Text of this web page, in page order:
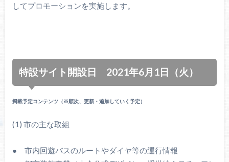
してプロモーションを実施します。
特設サイト開設日 2021年6月1日（火）
掲載予定コンテンツ（※順次、更新・追加していく予定）
(1) 市の主な取組
● 市内回遊バスのルートやダイヤ等の運行情報